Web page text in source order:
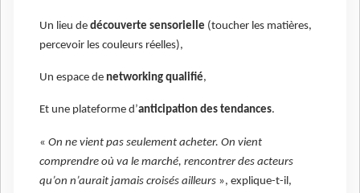
Un lieu de découverte sensorielle (toucher les matières,
percevoir les couleurs réelles),
Un espace de networking qualifié,
Et une plateforme d’anticipation des tendances.
« On ne vient pas seulement acheter. On vient
comprendre où va le marché, rencontrer des acteurs
qu’on n’aurait jamais croisés ailleurs », explique-t-il,